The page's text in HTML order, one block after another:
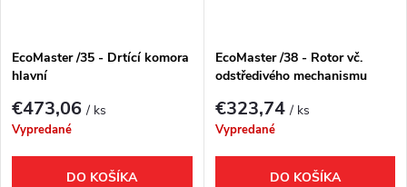
EcoMaster /35 - Drtící komora
hlavní
€473,06/ ks
Vypredané
DO KOŠÍKA
EcoMaster /38 - Rotor vč.
odstředivého mechanismu
€323,74/ ks
Vypredané
DO KOŠÍKA